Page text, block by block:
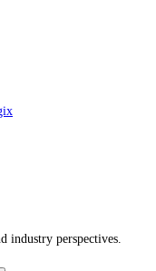
industry perspectives.